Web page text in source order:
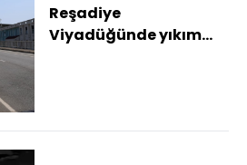
Reşadiye
Viyadüğünde yıkım